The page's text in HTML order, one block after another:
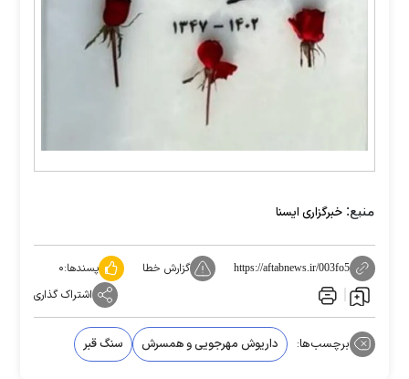
منبع: خبرگزاری ایسنا
https://aftabnews.ir/003fo5 گزارش خطا پسندها:۰
اشتراک گذاری
برچسب‌ها: داریوش مهرجویی و همسرش سنگ قبر